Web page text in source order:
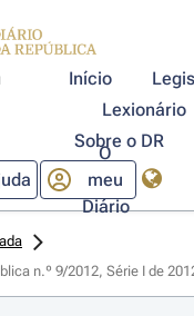
Início
Lexionário
Sobre o DR
O
meu
Diário
n.º 9/2012, Série I de